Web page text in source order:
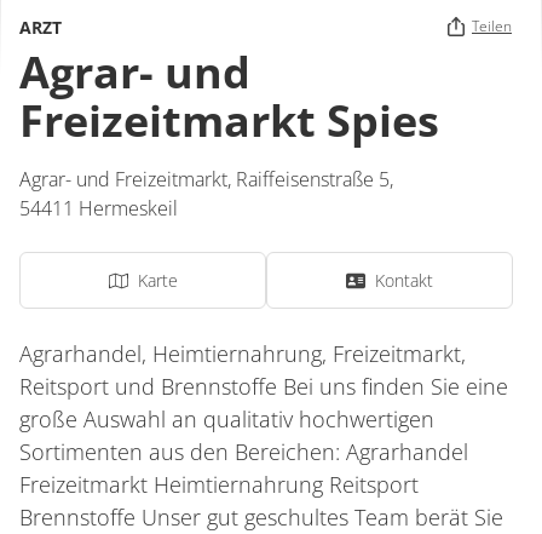
ARZT Teilen
Agrar- und
Freizeitmarkt Spies
Agrar- und Freizeitmarkt, Raiffeisenstraße 5,
54411 Hermeskeil
Karte Kontakt
Agrarhandel, Heimtiernahrung, Freizeitmarkt,
Reitsport und Brennstoffe Bei uns finden Sie eine
große Auswahl an qualitativ hochwertigen
Sortimenten aus den Bereichen: Agrarhandel
Freizeitmarkt Heimtiernahrung Reitsport
Brennstoffe Unser gut geschultes Team berät Sie